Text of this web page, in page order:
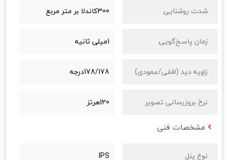
شدت روشنایی 300کاندلا بر متر مربع
زمان پاسخ‌گویی 1میلی ثانیه
زاویه دید (افقی/عمودی) 178/178درجه
نرخ بروزرسانی تصویر 120هرتز
مشخصات فنی
نوع پنل IPS